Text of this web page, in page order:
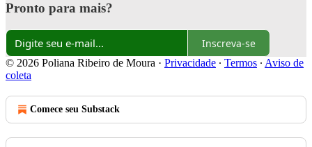
Pronto para mais?
Inscreva-se
© 2026 Poliana Ribeiro de Moura · Privacidade ∙ Termos ∙ Aviso de
coleta
Comece seu Substack